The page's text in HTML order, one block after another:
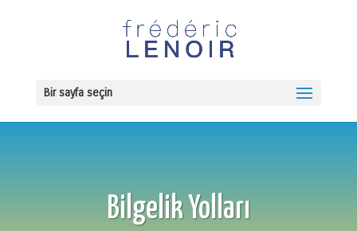
Bir sayfa seçin
Bilgelik Yolları